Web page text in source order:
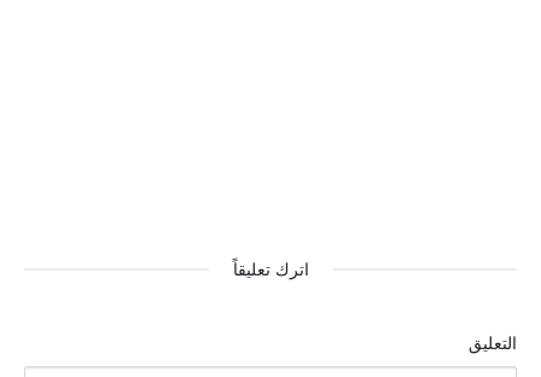
اترك تعليقاً
التعليق